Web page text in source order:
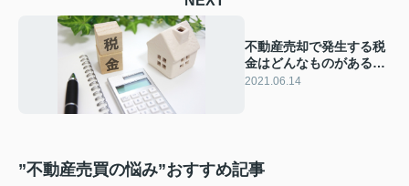
不動産売却で発生する税
金はどんなものがある
の？
2021.06.14
”不動産売買の悩み”おすすめ記事